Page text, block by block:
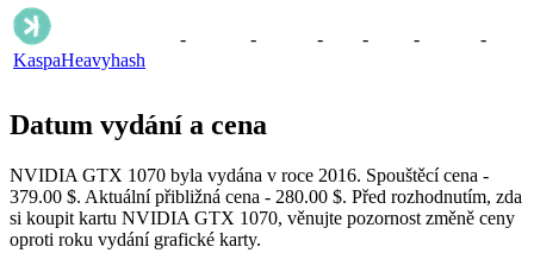
KaspaHeavyhash
- - - - - -
Datum vydání a cena
NVIDIA GTX 1070 byla vydána v roce 2016. Spouštěcí cena -
379.00 $. Aktuální přibližná cena - 280.00 $. Před rozhodnutím, zda
si koupit kartu NVIDIA GTX 1070, věnujte pozornost změně ceny
oproti roku vydání grafické karty.